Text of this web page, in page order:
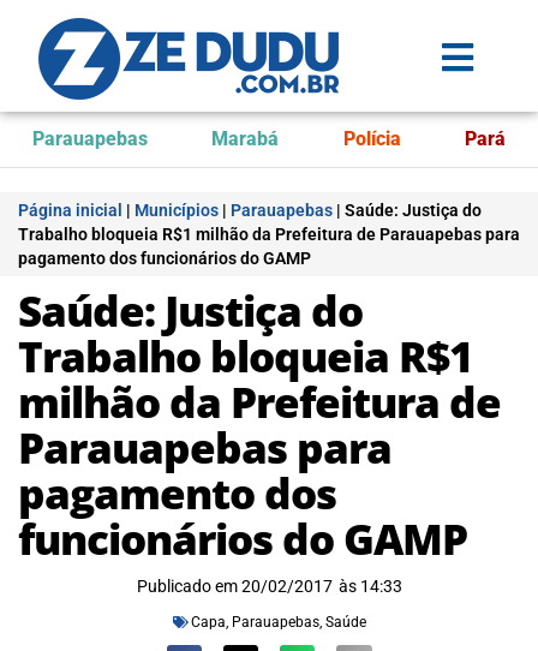
Parauapebas Marabá Polícia Pará
Página inicial | Municípios | Parauapebas | Saúde: Justiça do
Trabalho bloqueia R$1 milhão da Prefeitura de Parauapebas para
pagamento dos funcionários do GAMP
Saúde: Justiça do
Trabalho bloqueia R$1
milhão da Prefeitura de
Parauapebas para
pagamento dos
funcionários do GAMP
Publicado em 20/02/2017 às 14:33
Capa, Parauapebas, Saúde